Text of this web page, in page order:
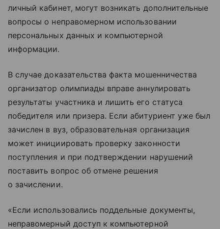
личный кабинет, могут возникать дополнительные
вопросы о неправомерном использовании
персональных данных и компьютерной
информации.
В случае доказательства факта мошенничества
организатор олимпиады вправе аннулировать
результаты участника и лишить его статуса
победителя или призера. Если абитуриент уже был
зачислен в вуз, образовательная организация
может инициировать проверку законности
поступления и при подтверждении нарушений
поставить вопрос об отмене решения
о зачислении.
«Если использовались поддельные документы,
неправомерный доступ к компьютерной